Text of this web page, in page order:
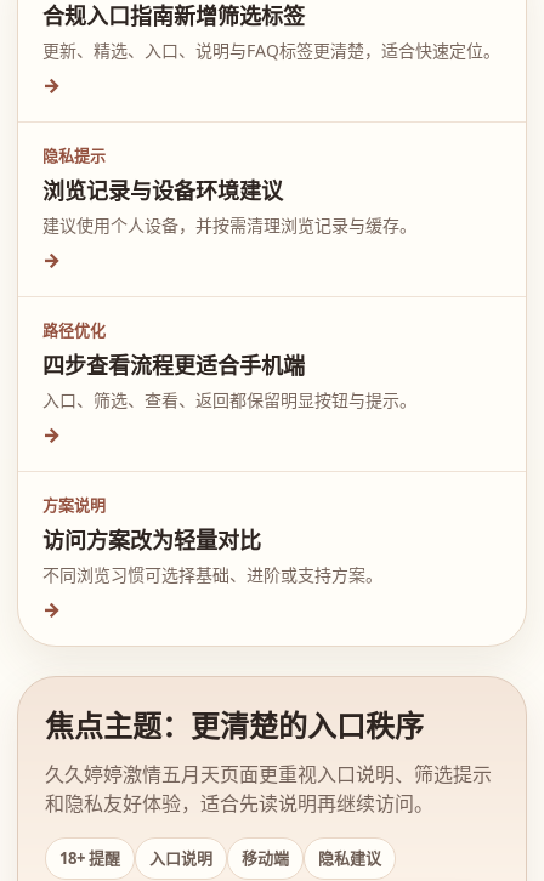
合规入口指南新增筛选标签
更新、精选、入口、说明与FAQ标签更清楚，适合快速定位。
→
隐私提示
浏览记录与设备环境建议
建议使用个人设备，并按需清理浏览记录与缓存。
→
路径优化
四步查看流程更适合手机端
入口、筛选、查看、返回都保留明显按钮与提示。
→
方案说明
访问方案改为轻量对比
不同浏览习惯可选择基础、进阶或支持方案。
→
焦点主题：更清楚的入口秩序
久久婷婷激情五月天页面更重视入口说明、筛选提示
和隐私友好体验，适合先读说明再继续访问。
18+ 提醒 入口说明 移动端 隐私建议